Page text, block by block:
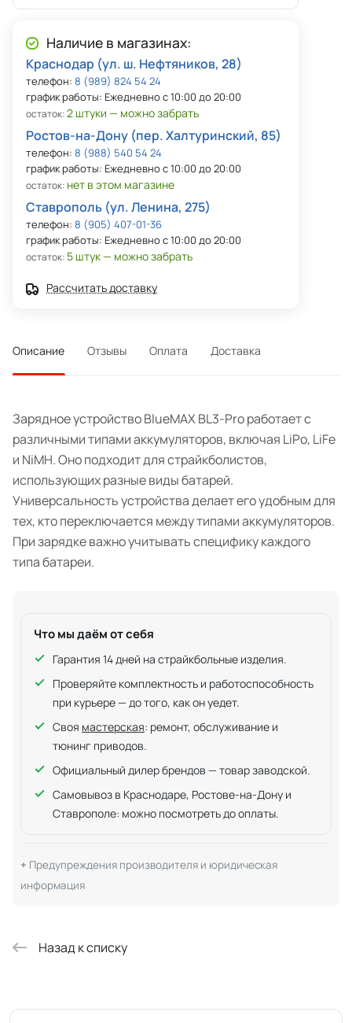
Наличие в магазинах:
Краснодар (ул. ш. Нефтяников, 28)
телефон: 8 (989) 824 54 24
график работы: Ежедневно с 10:00 до 20:00
остаток:2 штуки — можно забрать
Ростов-на-Дону (пер. Халтуринский, 85)
телефон: 8 (988) 540 54 24
график работы: Ежедневно с 10:00 до 20:00
остаток: нет в этом магазине
Ставрополь (ул. Ленина, 275)
телефон: 8 (905) 407-01-36
график работы: Ежедневно с 10:00 до 20:00
остаток: 5 штук — можно забрать
Рассчитать доставку
Описание Отзывы Оплата Доставка
Зарядное устройство BlueMAX BL3-Pro работает с
различными типами аккумуляторов, включая LiPo, LiFe
и NiMH. Оно подходит для страйкболистов,
использующих разные виды батарей.
Универсальность устройства делает его удобным для
тех, кто переключается между типами аккумуляторов.
При зарядке важно учитывать специфику каждого
типа батареи.
Что мы даём от себя
Гарантия 14 дней на страйкбольные изделия.
Проверяйте комплектность и работоспособность
при курьере — до того, как он уедет.
Своя мастерская: ремонт, обслуживание и
тюнинг приводов.
Официальный дилер брендов — товар заводской.
Самовывоз в Краснодаре, Ростове-на-Дону и
Ставрополе: можно посмотреть до оплаты.
Предупреждения производителя и юридическая
информация
Назад к списку